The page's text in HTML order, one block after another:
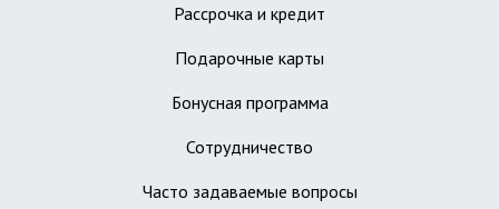
Рассрочка и кредит
Подарочные карты
Бонусная программа
Сотрудничество
Часто задаваемые вопросы